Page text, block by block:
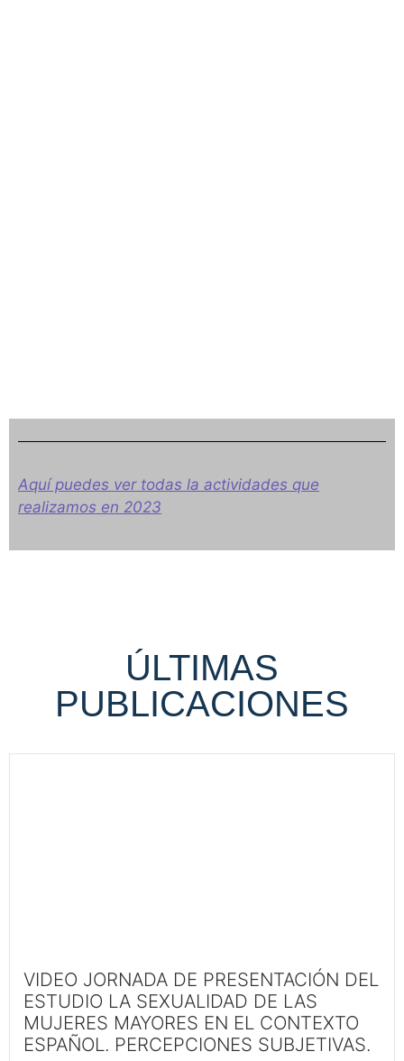
Aquí puedes ver todas la actividades que
realizamos en 2023
ÚLTIMAS
PUBLICACIONES
VIDEO JORNADA DE PRESENTACIÓN DEL
ESTUDIO LA SEXUALIDAD DE LAS
MUJERES MAYORES EN EL CONTEXTO
ESPAÑOL. PERCEPCIONES SUBJETIVAS.